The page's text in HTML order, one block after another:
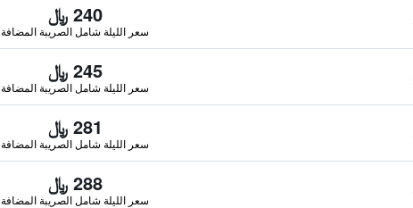
240 ﷼
سعر الليلة شامل الصريبة المضافة
245 ﷼
سعر الليلة شامل الصريبة المضافة
281 ﷼
سعر الليلة شامل الصريبة المضافة
288 ﷼
سعر الليلة شامل الصريبة المضافة